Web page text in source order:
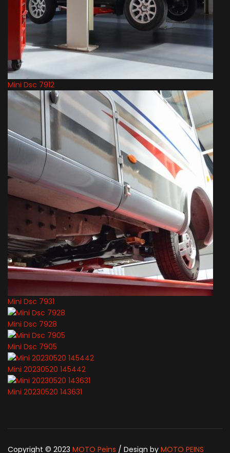
Mini Dsc 7912
Mini Dsc 7931
Mini Dsc 7928
Mini Dsc 7905
Mini 20230520 145442
Mini 20230520 143631
Copyright © 2023 MOTO Peins / Design by MOTO PEINS